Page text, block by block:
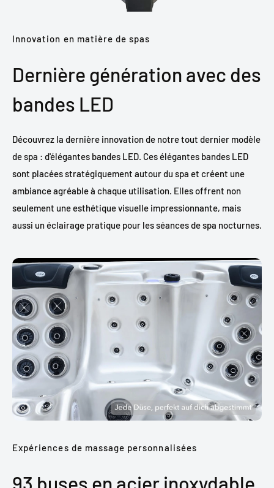
Innovation en matière de spas
Dernière génération avec des
bandes LED
Découvrez la dernière innovation de notre tout dernier modèle
de spa : d'élégantes bandes LED. Ces élégantes bandes LED
sont placées stratégiquement autour du spa et créent une
ambiance agréable à chaque utilisation. Elles offrent non
seulement une esthétique visuelle impressionnante, mais
aussi un éclairage pratique pour les séances de spa nocturnes.
Expériences de massage personnalisées
93 buses en acier inoxydable